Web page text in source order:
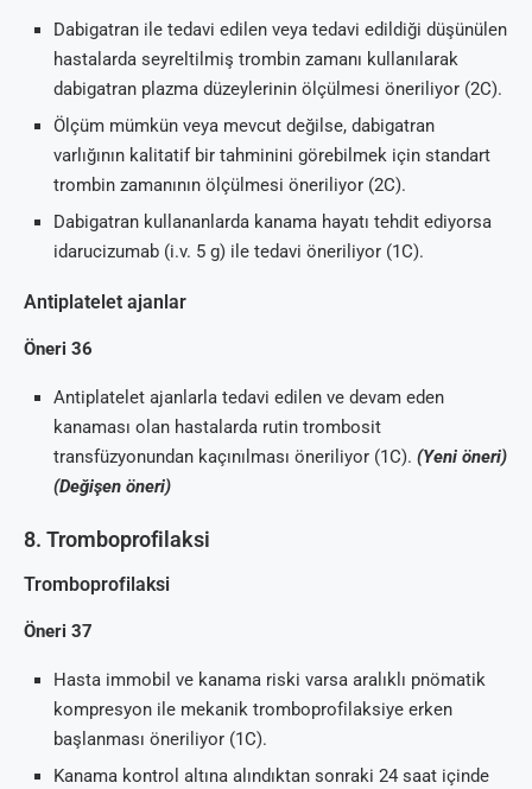
Dabigatran ile tedavi edilen veya tedavi edildiği düşünülen
hastalarda seyreltilmiş trombin zamanı kullanılarak
dabigatran plazma düzeylerinin ölçülmesi öneriliyor (2C).
Ölçüm mümkün veya mevcut değilse, dabigatran
varlığının kalitatif bir tahminini görebilmek için standart
trombin zamanının ölçülmesi öneriliyor (2C).
Dabigatran kullananlarda kanama hayatı tehdit ediyorsa
idarucizumab (i.v. 5 g) ile tedavi öneriliyor (1C).
Antiplatelet ajanlar
Öneri 36
Antiplatelet ajanlarla tedavi edilen ve devam eden
kanaması olan hastalarda rutin trombosit
transfüzyonundan kaçınılması öneriliyor (1C). (Yeni öneri)
(Değişen öneri)
8. Tromboprofilaksi
Tromboprofilaksi
Öneri 37
Hasta immobil ve kanama riski varsa aralıklı pnömatik
kompresyon ile mekanik tromboprofilaksiye erken
başlanması öneriliyor (1C).
Kanama kontrol altına alındıktan sonraki 24 saat içinde